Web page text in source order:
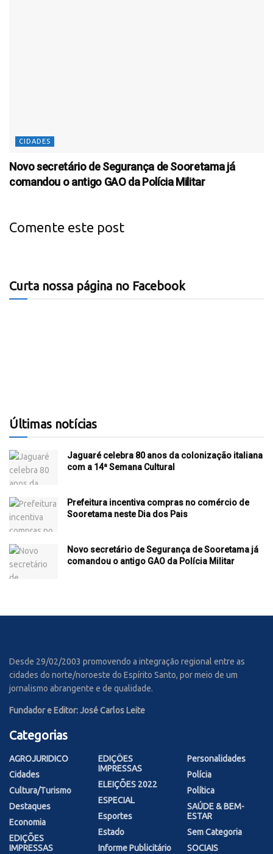
CIDADES
Novo secretário de Segurança de Sooretama já
comandou o antigo GAO da Polícia Militar
Comente este post
Curta nossa página no Facebook
Últimas notícias
Jaguaré celebra 80 anos da colonização italiana
com a 14ª Semana Cultural
Prefeitura incentiva compras no comércio de
Sooretama neste Dia dos Pais
Novo secretário de Segurança de Sooretama já
comandou o antigo GAO da Polícia Militar
Desde 29/02/2003 promovendo a integração regional entre as
cidades do norte/noroeste do Espírito Santo, por meio de um
jornalismo abrangente e de qualidade.
Fundador e Editor: José Carlos Leite
Categorias
AGROJURIDICO
Cidades
Cultura/Turismo
Destaques
Economia
EDIÇÕES
IMPRESSAS
EDIÇÕES
IMPRESSAS
ELEIÇÕES 2022
ESPECIAL
Esportes
Estado
Informe Publicitário
Personalidades
Polícia
Política
SAÚDE & BEM-
ESTAR
Sem Categoria
SOCIAIS